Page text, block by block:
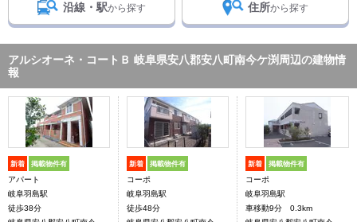
沿線・駅から探す 住所から探す
アルシオーネ・コートＢ 岐阜県安八郡安八町南今ケ渕周辺の建物情
報
新着 掲載物件有
アパート
岐阜羽島駅
徒歩38分
新着 掲載物件有
コーポ
岐阜羽島駅
徒歩48分
新着 掲載物件有
コーポ
岐阜羽島駅
車移動9分 0.3km